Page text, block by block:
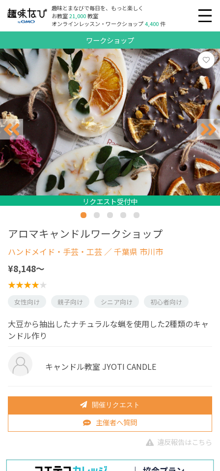
趣味とまなびで毎日を、もっと楽しく
お教室21,000教室
オンラインレッスン・ワークショップ4,400件
ワークショップ
リクエスト受付中
リクエスト受付中
リクエスト受付中
リクエスト受付中
リクエスト受付中
リクエスト受付中
アロマキャンドルワークショップ
ハンドメイド・手芸・工芸 ／ 千葉県 市川市
¥8,148〜
女性向け 親子向け シニア向け 初心者向け
大豆から抽出したナチュラルな蝋を使用した2種類のキャ
ンドル作り
キャンドル教室 JYOTI CANDLE
開催リクエスト
主催者へ質問
違反報告はこちら